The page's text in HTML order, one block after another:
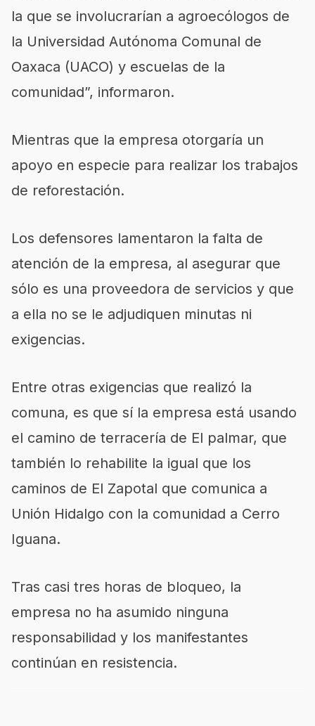
la que se involucrarían a agroecólogos de
la Universidad Autónoma Comunal de
Oaxaca (UACO) y escuelas de la
comunidad”, informaron.
Mientras que la empresa otorgaría un
apoyo en especie para realizar los trabajos
de reforestación.
Los defensores lamentaron la falta de
atención de la empresa, al asegurar que
sólo es una proveedora de servicios y que
a ella no se le adjudiquen minutas ni
exigencias.
Entre otras exigencias que realizó la
comuna, es que sí la empresa está usando
el camino de terracería de El palmar, que
también lo rehabilite la igual que los
caminos de El Zapotal que comunica a
Unión Hidalgo con la comunidad a Cerro
Iguana.
Tras casi tres horas de bloqueo, la
empresa no ha asumido ninguna
responsabilidad y los manifestantes
continúan en resistencia.